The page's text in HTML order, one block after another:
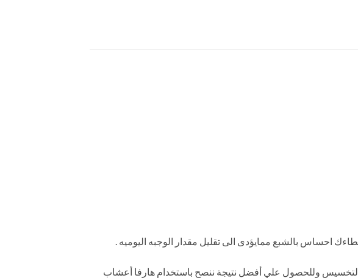
احساس بالشبع ممايؤدى الى تقليل مقدار الوجبه اليوميه .
التخسيس وللحصول علي أفضل نتيجة ننصح باستخدام هارفا أعشاب